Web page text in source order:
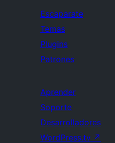
Escaparate
Temas
Plugins
Patrones
Aprender
Soporte
Desarrolladores
WordPress.tv ↗